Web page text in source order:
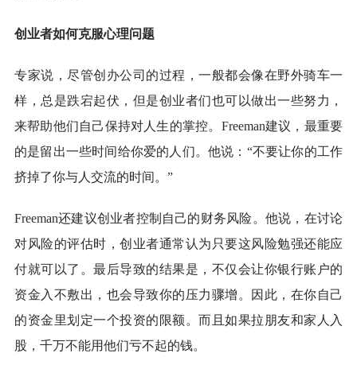
创业者如何克服心理问题
专家说，尽管创办公司的过程，一般都会像在野外骑车一
样，总是跌宕起伏，但是创业者们也可以做出一些努力，
来帮助他们自己保持对人生的掌控。Freeman建议，最重要
的是留出一些时间给你爱的人们。他说：“不要让你的工作
挤掉了你与人交流的时间。”
Freeman还建议创业者控制自己的财务风险。他说，在讨论
对风险的评估时，创业者通常认为只要这风险勉强还能应
付就可以了。最后导致的结果是，不仅会让你银行账户的
资金入不敷出，也会导致你的压力骤增。因此，在你自己
的资金里划定一个投资的限额。而且如果拉朋友和家人入
股，千万不能用他们亏不起的钱。